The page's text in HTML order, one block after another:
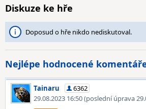
Diskuze ke hře
Doposud o hře nikdo nediskutoval.
Nejlépe hodnocené
Tainaru
6362
29.08.2023 16:50(poslední úprava